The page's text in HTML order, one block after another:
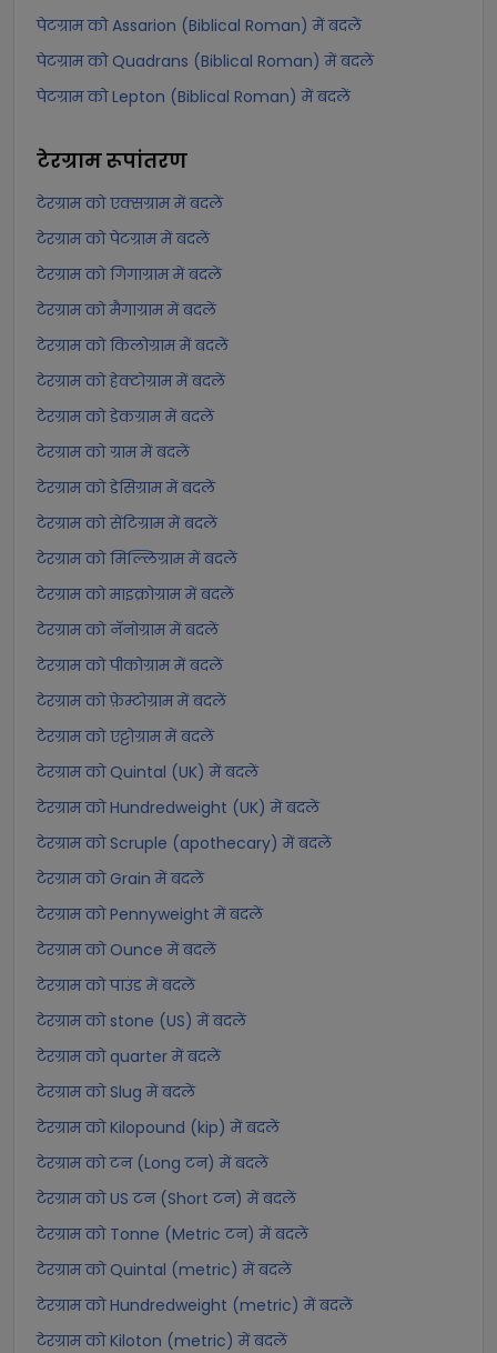
पेटग्राम को Assarion (Biblical Roman) में बदलें
पेटग्राम को Quadrans (Biblical Roman) में बदलें
पेटग्राम को Lepton (Biblical Roman) में बदलें
टेरग्रामरूपांतरण
टेरग्राम को एक्सग्राम में बदलें
टेरग्राम को पेटग्राम में बदलें
टेरग्राम को गिगाग्राम में बदलें
टेरग्राम को मैगाग्राम में बदलें
टेरग्राम को किलोग्राम में बदलें
टेरग्राम को हेक्टोग्राम में बदलें
टेरग्राम को डेकग्राम में बदलें
टेरग्राम को ग्राम में बदलें
टेरग्राम को डेसिग्राम में बदलें
टेरग्राम को सेंटिग्राम में बदलें
टेरग्राम को मिल्लिग्राम में बदलें
टेरग्राम को माइक्रोग्राम में बदलें
टेरग्राम को नॅनोग्राम में बदलें
टेरग्राम को पीकोग्राम में बदलें
टेरग्राम को फ़ेम्टोग्राम में बदलें
टेरग्राम को एट्टोग्राम में बदलें
टेरग्राम को Quintal (UK) में बदलें
टेरग्राम को Hundredweight (UK) में बदलें
टेरग्राम को Scruple (apothecary) में बदलें
टेरग्राम को Grain में बदलें
टेरग्राम को Pennyweight में बदलें
टेरग्राम को Ounce में बदलें
टेरग्राम को पाउंड में बदलें
टेरग्राम को stone (US) में बदलें
टेरग्राम को quarter में बदलें
टेरग्राम को Slug में बदलें
टेरग्राम को Kilopound (kip) में बदलें
टेरग्राम को टन (Long टन) में बदलें
टेरग्राम को US टन (Short टन) में बदलें
टेरग्राम को Tonne (Metric टन) में बदलें
टेरग्राम को Quintal (metric) में बदलें
टेरग्राम को Hundredweight (metric) में बदलें
टेरग्राम को Kiloton (metric) में बदलें